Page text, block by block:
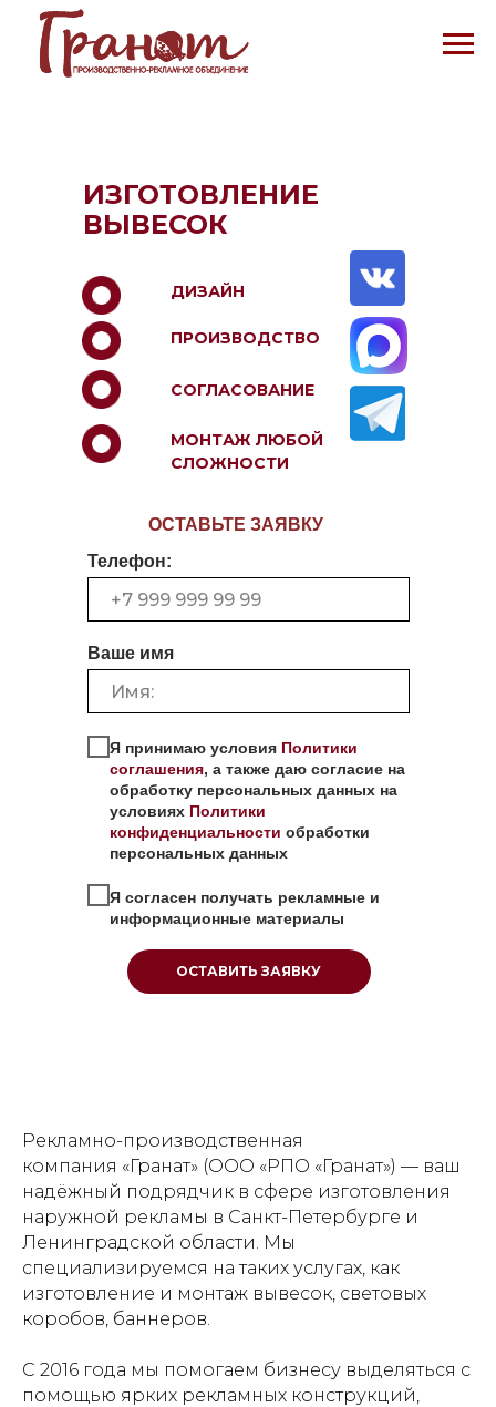
ИЗГОТОВЛЕНИЕ
ВЫВЕСОК
ПРОИЗВОДСТВО
Телефон:
Ваше имя
Я принимаю условия Политики
соглашения, а также даю согласие на
обработку персональных данных на
условиях Политики
конфиденциальности обработки
персональных данных
Я согласен получать рекламные и
информационные материалы
ОСТАВИТЬ ЗАЯВКУ
ОСТАВЬТЕ ЗАЯВКУ
ДИЗАЙН
МОНТАЖ ЛЮБОЙ
СЛОЖНОСТИ
СОГЛАСОВАНИЕ
Рекламно-производственная
компания «Гранат» (ООО «РПО «Гранат») — ваш
надёжный подрядчик в сфере изготовления
наружной рекламы в Санкт-Петербурге и
Ленинградской области. Мы
специализируемся на таких услугах, как
изготовление и монтаж вывесок, световых
коробов, баннеров.
С 2016 года мы помогаем бизнесу выделяться с
помощью ярких рекламных конструкций,